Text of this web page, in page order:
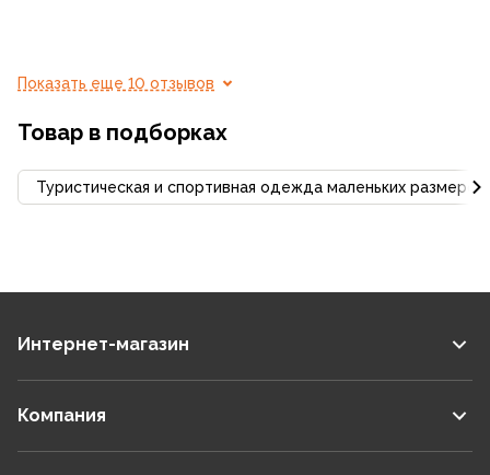
вместо родных
Показать еще 10 отзывов
Товар в подборках
Туристическая и спортивная одежда маленьких размеров
Интернет-магазин
Компания